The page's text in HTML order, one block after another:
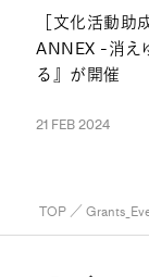
［文化活動
ANNEX -消え
る』が開催
21 FEB 2024
TOP／